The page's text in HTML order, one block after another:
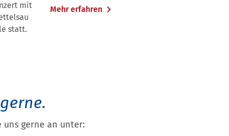
mit
statt.
Mehr erfahren
gerne an unter: